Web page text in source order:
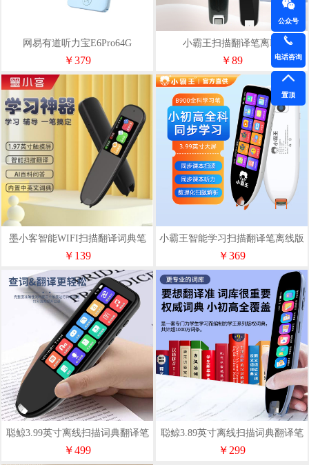
网易有道听力宝E6Pro64G
￥379
小霸王扫描翻译笔离K1
￥89
墨小客智能WIFI扫描翻译词典笔
C4
￥139
小霸王智能学习扫描翻译笔离线版
B900（1+8G）
￥369
聪鲸3.99英寸离线扫描词典翻译笔
A19
￥499
聪鲸3.89英寸离线扫描词典翻译笔
A26
￥299
公众号
电话咨询
置顶